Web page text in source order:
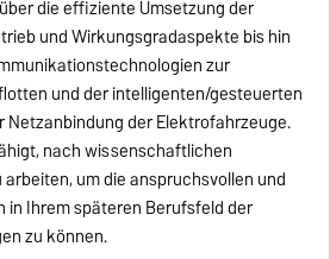
die effiziente Umsetzung der
und Wirkungsgradaspekte bis hin
zur
und der intelligenten/gesteuerten
Netzanbindung der Elektrofahrzeuge.
nach wissenschaftlichen
um die anspruchsvollen und
Ihrem späteren Berufsfeld der
zu können.